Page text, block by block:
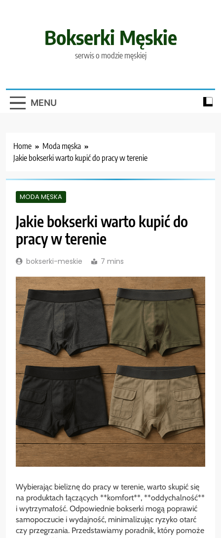
Bokserki Męskie
serwis o modzie męskiej
MENU
Home
Moda męska
Jakie bokserki warto kupić do pracy w terenie
MODA MĘSKA
Jakie bokserki warto kupić do
pracy w terenie
bokserki-meskie 7 mins
Wybierając bieliznę do pracy w terenie, warto skupić się
na produktach łączących **komfort**, **oddychalność**
i wytrzymałość. Odpowiednie bokserki mogą poprawić
samopoczucie i wydajność, minimalizując ryzyko otarć
czy przegrzania. Przedstawiamy poradnik, który pomoże